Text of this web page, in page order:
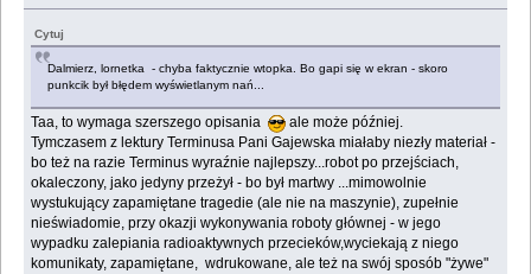
Cytuj
Dalmierz, lornetka - chyba faktycznie wtopka. Bo gapi się w ekran - skoro
punkcik był błędem wyświetlanym nań...
Taa, to wymaga szerszego opisania
ale może później.
Tymczasem z lektury Terminusa Pani Gajewska miałaby niezły materiał -
bo też na razie Terminus wyraźnie najlepszy...robot po przejściach,
okaleczony, jako jedyny przeżył - bo był martwy ...mimowolnie
wystukujący zapamiętane tragedie (ale nie na maszynie), zupełnie
nieświadomie, przy okazji wykonywania roboty głównej - w jego
wypadku zalepiania radioaktywnych przecieków,wyciekają z niego
komunikaty, zapamiętane, wdrukowane, ale też na swój sposób "żywe"